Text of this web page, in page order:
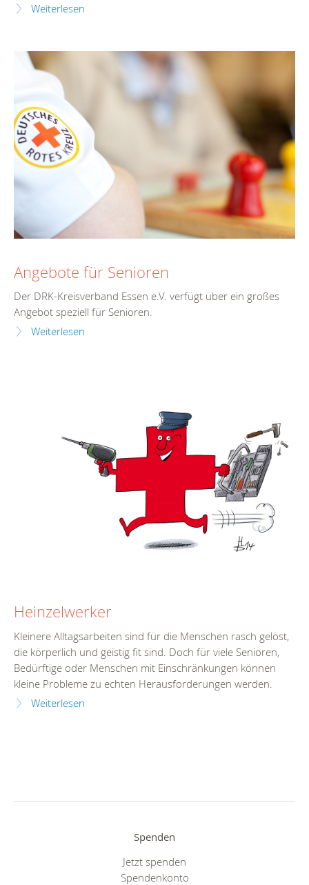
Weiterlesen
Angebote für Senioren
Der DRK-Kreisverband Essen e.V. verfügt über ein großes
Angebot speziell für Senioren.
Weiterlesen
Heinzelwerker
Kleinere Alltagsarbeiten sind für die Menschen rasch gelöst,
die körperlich und geistig fit sind. Doch für viele Senioren,
Bedürftige oder Menschen mit Einschränkungen können
kleine Probleme zu echten Herausforderungen werden.
Weiterlesen
Spenden
Jetzt spenden
Spendenkonto